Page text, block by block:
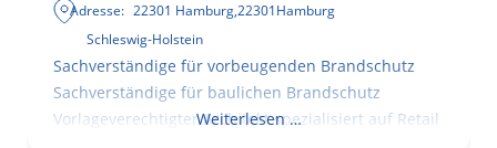
Adresse: 22301 Hamburg,22301Hamburg
Schleswig-Holstein
Sachverständige für vorbeugenden Brandschutz
Sachverständige für baulichen Brandschutz
Vorlageverechtigter Architekt spezialisiert auf Retail
Weiterlesen …